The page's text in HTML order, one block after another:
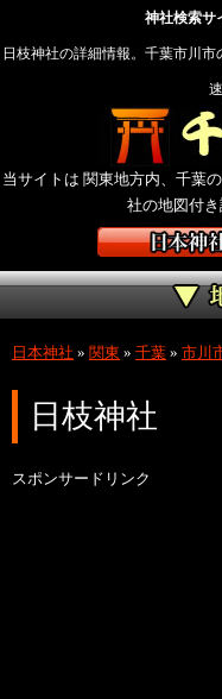
神社検索サ
日枝神社の詳細情報。千葉市川
当サイトは 関東地方内、千葉
社の地図付き
日本神社 » 関東 » 千葉 » 市川
日枝神社
スポンサードリンク